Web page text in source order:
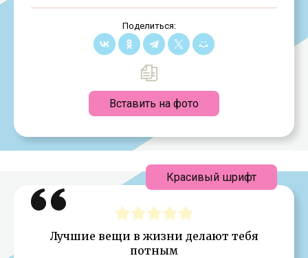
Поделиться:
Вставить на фото
Лучшие вещи в жизни делают тебя
потным
Красивый шрифт